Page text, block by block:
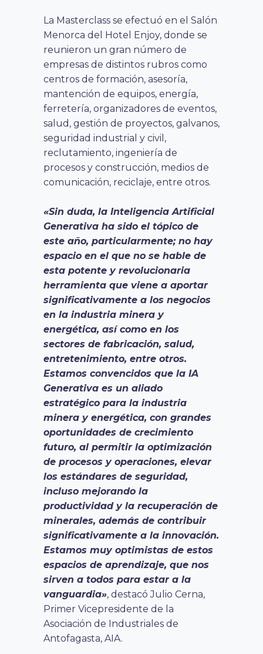
La Masterclass se efectuó en el Salón
Menorca del Hotel Enjoy, donde se
reunieron un gran número de
empresas de distintos rubros como
centros de formación, asesoría,
mantención de equipos, energía,
ferretería, organizadores de eventos,
salud, gestión de proyectos, galvanos,
seguridad industrial y civil,
reclutamiento, ingeniería de
procesos y construcción, medios de
comunicación, reciclaje, entre otros.
«Sin duda, la Inteligencia Artificial
Generativa ha sido el tópico de
este año, particularmente; no hay
espacio en el que no se hable de
esta potente y revolucionaria
herramienta que viene a aportar
significativamente a los negocios
en la industria minera y
energética, así como en los
sectores de fabricación, salud,
entretenimiento, entre otros.
Estamos convencidos que la IA
Generativa es un aliado
estratégico para la industria
minera y energética, con grandes
oportunidades de crecimiento
futuro, al permitir la optimización
de procesos y operaciones, elevar
los estándares de seguridad,
incluso mejorando la
productividad y la recuperación de
minerales, además de contribuir
significativamente a la innovación.
Estamos muy optimistas de estos
espacios de aprendizaje, que nos
sirven a todos para estar a la
vanguardia», destacó Julio Cerna,
Primer Vicepresidente de la
Asociación de Industriales de
Antofagasta, AIA.